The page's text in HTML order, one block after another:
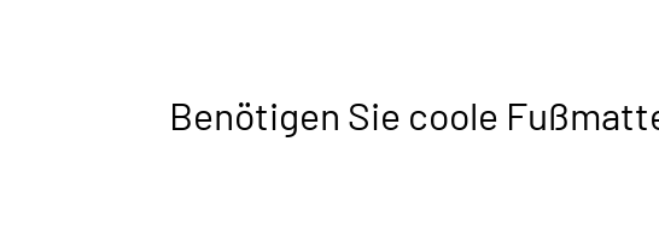
Benötigen Sie coole